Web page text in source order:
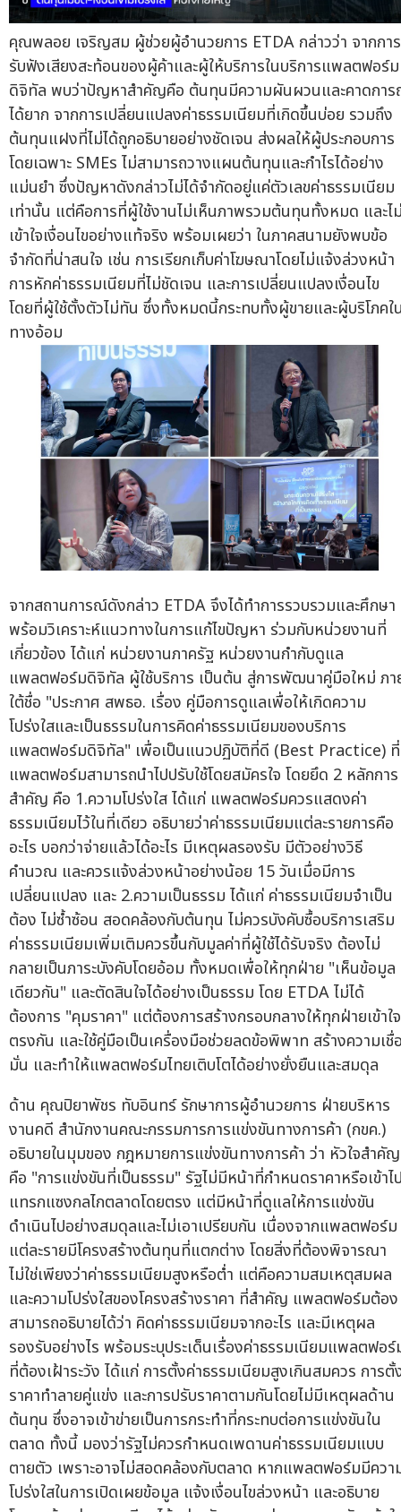
คุณพลอย เจริญสม ผู้ช่วยผู้อำนวยการ ETDA กล่าวว่า จากการ
รับฟังเสียงสะท้อนของผู้ค้าและผู้ให้บริการในบริการแพลตฟอร์ม
ดิจิทัล พบว่าปัญหาสำคัญคือ ต้นทุนมีความผันผวนและคาดกา
ได้ยาก จากการเปลี่ยนแปลงค่าธรรมเนียมที่เกิดขึ้นบ่อย รวมถึง
ต้นทุนแฝงที่ไม่ได้ถูกอธิบายอย่างชัดเจน ส่งผลให้ผู้ประกอบการ
โดยเฉพาะ SMEs ไม่สามารถวางแผนต้นทุนและกำไรได้อย่าง
แม่นยำ ซึ่งปัญหาดังกล่าวไม่ได้จำกัดอยู่แค่ตัวเลขค่าธรรมเนียม
เท่านั้น แต่คือการที่ผู้ใช้งานไม่เห็นภาพรวมต้นทุนทั้งหมด และไ
เข้าใจเงื่อนไขอย่างแท้จริง พร้อมเผยว่า ในภาคสนามยังพบข้อ
จำกัดที่น่าสนใจ เช่น การเรียกเก็บค่าโฆษณาโดยไม่แจ้งล่วงหน้า
การหักค่าธรรมเนียมที่ไม่ชัดเจน และการเปลี่ยนแปลงเงื่อนไข
โดยที่ผู้ใช้ตั้งตัวไม่ทัน ซึ่งทั้งหมดนี้กระทบทั้งผู้ขายและผู้บริโภคใ
ทางอ้อม
จากสถานการณ์ดังกล่าว ETDA จึงได้ทำการรวบรวมและศึกษา
พร้อมวิเคราะห์แนวทางในการแก้ไขปัญหา ร่วมกับหน่วยงานที่
เกี่ยวข้อง ได้แก่ หน่วยงานภาครัฐ หน่วยงานกำกับดูแล
แพลตฟอร์มดิจิทัล ผู้ใช้บริการ เป็นต้น สู่การพัฒนาคู่มือใหม่ ภา
ใต้ชื่อ "ประกาศ สพธอ. เรื่อง คู่มือการดูแลเพื่อให้เกิดความ
โปร่งใสและเป็นธรรมในการคิดค่าธรรมเนียมของบริการ
แพลตฟอร์มดิจิทัล" เพื่อเป็นแนวปฏิบัติที่ดี (Best Practice) ที่
แพลตฟอร์มสามารถนำไปปรับใช้โดยสมัครใจ โดยยึด 2 หลักการ
สำคัญ คือ 1.ความโปร่งใส ได้แก่ แพลตฟอร์มควรแสดงค่า
ธรรมเนียมไว้ในที่เดียว อธิบายว่าค่าธรรมเนียมแต่ละรายการคือ
อะไร บอกว่าจ่ายแล้วได้อะไร มีเหตุผลรองรับ มีตัวอย่างวิธี
คำนวณ และควรแจ้งล่วงหน้าอย่างน้อย 15 วันเมื่อมีการ
เปลี่ยนแปลง และ 2.ความเป็นธรรม ได้แก่ ค่าธรรมเนียมจำเป็น
ต้อง ไม่ซ้ำซ้อน สอดคล้องกับต้นทุน ไม่ควรบังคับซื้อบริการเสริม
ค่าธรรมเนียมเพิ่มเติมควรขึ้นกับมูลค่าที่ผู้ใช้ได้รับจริง ต้องไม่
กลายเป็นภาระบังคับโดยอ้อม ทั้งหมดเพื่อให้ทุกฝ่าย "เห็นข้อมูล
เดียวกัน" และตัดสินใจได้อย่างเป็นธรรม โดย ETDA ไม่ได้
ต้องการ "คุมราคา" แต่ต้องการสร้างกรอบกลางให้ทุกฝ่ายเข้าใจ
ตรงกัน และใช้คู่มือเป็นเครื่องมือช่วยลดข้อพิพาท สร้างความเชื่
มั่น และทำให้แพลตฟอร์มไทยเติบโตได้อย่างยั่งยืนและสมดุล
ด้าน คุณปิยาพัชร ทับอินทร์ รักษาการผู้อำนวยการ ฝ่ายบริหาร
งานคดี สำนักงานคณะกรรมการการแข่งขันทางการค้า (กขค.)
อธิบายในมุมของ กฎหมายการแข่งขันทางการค้า ว่า หัวใจสำคัญ
คือ "การแข่งขันที่เป็นธรรม" รัฐไม่มีหน้าที่กำหนดราคาหรือเข้าไ
แทรกแซงกลไกตลาดโดยตรง แต่มีหน้าที่ดูแลให้การแข่งขัน
ดำเนินไปอย่างสมดุลและไม่เอาเปรียบกัน เนื่องจากแพลตฟอร์ม
แต่ละรายมีโครงสร้างต้นทุนที่แตกต่าง โดยสิ่งที่ต้องพิจารณา
ไม่ใช่เพียงว่าค่าธรรมเนียมสูงหรือต่ำ แต่คือความสมเหตุสมผล
และความโปร่งใสของโครงสร้างราคา ที่สำคัญ แพลตฟอร์มต้อง
สามารถอธิบายได้ว่า คิดค่าธรรมเนียมจากอะไร และมีเหตุผล
รองรับอย่างไร พร้อมระบุประเด็นเรื่องค่าธรรมเนียมแพลตฟอ
ที่ต้องเฝ้าระวัง ได้แก่ การตั้งค่าธรรมเนียมสูงเกินสมควร การตั้
ราคาทำลายคู่แข่ง และการปรับราคาตามกันโดยไม่มีเหตุผลด้าน
ต้นทุน ซึ่งอาจเข้าข่ายเป็นการกระทำที่กระทบต่อการแข่งขันใน
ตลาด ทั้งนี้ มองว่ารัฐไม่ควรกำหนดเพดานค่าธรรมเนียมแบบ
ตายตัว เพราะอาจไม่สอดคล้องกับตลาด หากแพลตฟอร์มมีควา
โปร่งใสในการเปิดเผยข้อมูล แจ้งเงื่อนไขล่วงหน้า และอธิบาย